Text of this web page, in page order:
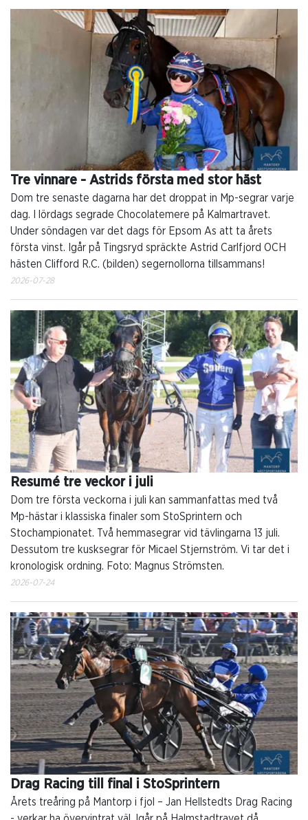
Tre vinnare - Astrids första med stor häst
Dom tre senaste dagarna har det droppat in Mp-segrar varje
dag. I lördags segrade Chocolatemere på Kalmartravet.
Under söndagen var det dags för Epsom As att ta årets
första vinst. Igår på Tingsryd spräckte Astrid Carlfjord OCH
hästen Clifford R.C. (bilden) segernollorna tillsammans!
2026-07-28
Resumé tre veckor i juli
Dom tre första veckorna i juli kan sammanfattas med två
Mp-hästar i klassiska finaler som StoSprintern och
Stochampionatet. Två hemmasegrar vid tävlingarna 13 juli.
Dessutom tre kusksegrar för Micael Stjernström. Vi tar det i
kronologisk ordning. Foto: Magnus Strömsten.
2026-07-24
Drag Racing till final i StoSprintern
Årets treåring på Mantorp i fjol – Jan Hellstedts Drag Racing